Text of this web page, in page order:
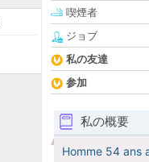
喫煙者
ジョブ
私の友達
参加
私の概要
Homme 54 ans